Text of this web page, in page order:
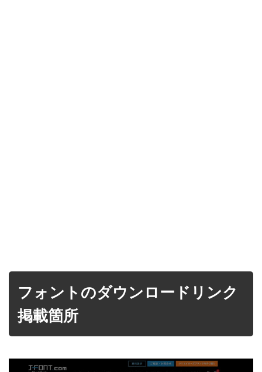
フォントのダウンロードリンク
掲載箇所